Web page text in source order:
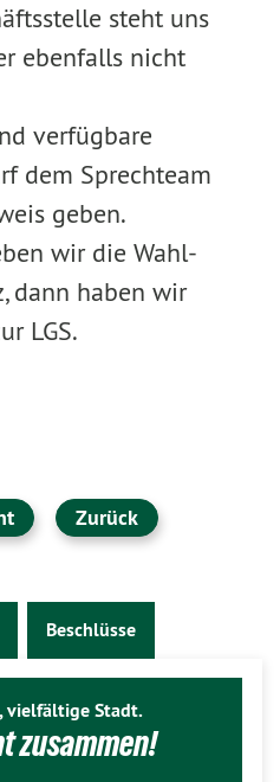
steht uns
ebenfalls nicht
verfügbare
dem Sprechteam
geben.
wir die Wahl-
dann haben wir
LGS.
Zurück
Beschlüsse
vielfältige Stadt.
zusammen!